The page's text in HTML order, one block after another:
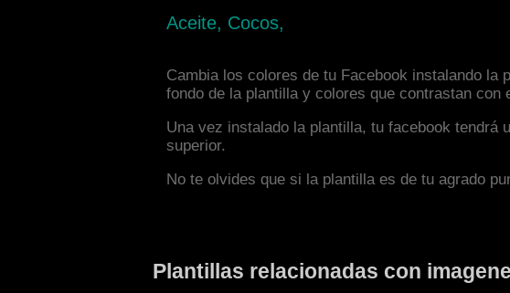
Aceite, Cocos,
Cambia los colores de tu Facebook instalando la
fondo de la plantilla y colores que contrastan con
Una vez instalado la plantilla, tu facebook tendrá
superior.
No te olvides que si la plantilla es de tu agrado
Plantillas relacionadas con